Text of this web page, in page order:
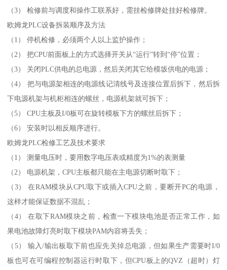
（3） 检修前与调度和操作工联系好，需挂检修牌处挂好检修牌。
欧姆龙PLC设备拆装顺序及方法
（1） 停机检修，必须两个人以上监护操作；
（2） 把CPU前面板上的方式选择开关从“运行”转到“停”位置；
（3） 关闭PLC供电的总电源，然后关闭其它给模坂供电的电源；
（4） 把与电源架相连的电源线记清线号及连接位置后拆下，然后拆
下电源机架与机柜相连的螺丝，电源机架就可拆下；
（5） CPU主板及I/0板可在旋转模板下方的螺丝后拆下；
（6） 安装时以相反顺序进行。
欧姆龙PLC检修工艺及技术要求
（1） 测量电压时，要用数字电压表或精度为1%的表测量
（2） 电源机架，CPU主板都只能在主电源切断时取下；
（3） 在RAM模块从CPU取下或插入CPU之前，要断开PC的电源，
这样才能保证数据不混乱；
（4） 在取下RAM模块之前，检查一下模块电池是否正常工作，如
果电池故障灯亮时取下模块PAM内容将丢失；
（5） 输入/输出板取下前也应先关掉总电源，但如果生产需要时I/0
板也可在可编程控制器运行时取下，但CPU板上的QVZ（超时）灯